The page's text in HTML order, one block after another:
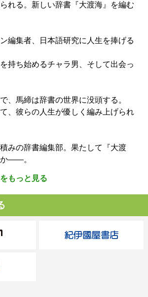
れる。新しい辞書『大渡海』を編む
編集者、日本語研究に人生を捧げる
持ち始めるチャラ男、そして出会っ
、馬締は辞書の世界に没頭する。
、彼らの人生が優しく編み上げられ
みの辞書編集部。果たして『大渡
か――。
もっと見る